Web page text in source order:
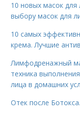
10 новых масок
выбору масок для
10 самых
крема. Лучшие
Лимфодренажный
техника
лица в домашних
Отек после